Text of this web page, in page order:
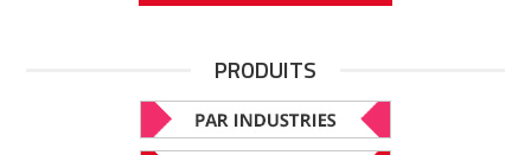
PRODUITS